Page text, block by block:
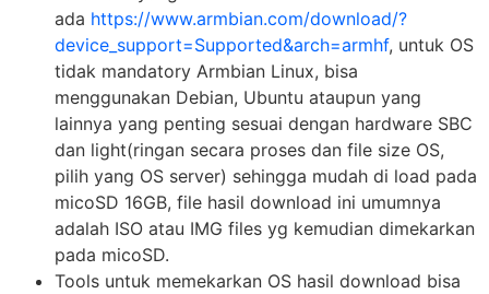
ada https://www.armbian.com/download/?
device_support=Supported&arch=armhf, untuk OS
tidak mandatory Armbian Linux, bisa
menggunakan Debian, Ubuntu ataupun yang
lainnya yang penting sesuai dengan hardware SBC
dan light(ringan secara proses dan file size OS,
pilih yang OS server) sehingga mudah di load pada
micoSD 16GB, file hasil download ini umumnya
adalah ISO atau IMG files yg kemudian dimekarkan
pada micoSD.
Tools untuk memekarkan OS hasil download bisa